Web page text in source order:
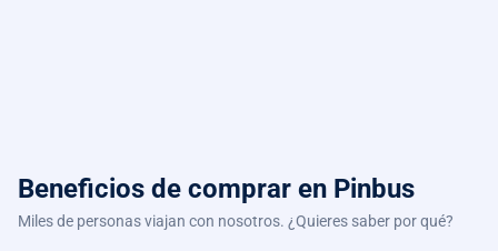
Beneficios de comprar en Pinbus
Miles de personas viajan con nosotros. ¿Quieres saber por qué?